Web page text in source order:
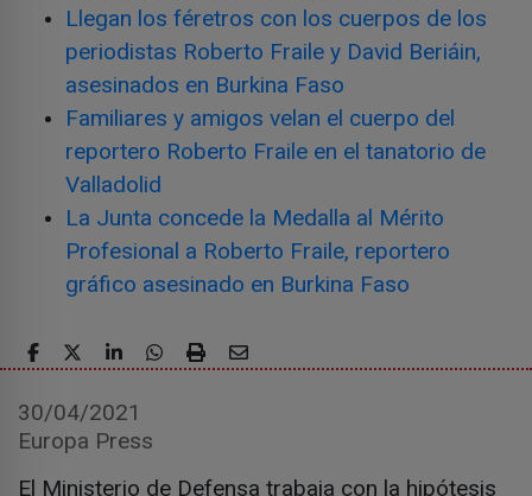
Llegan los féretros con los cuerpos de los
periodistas Roberto Fraile y David Beriáin,
asesinados en Burkina Faso
Familiares y amigos velan el cuerpo del
reportero Roberto Fraile en el tanatorio de
Valladolid
La Junta concede la Medalla al Mérito
Profesional a Roberto Fraile, reportero
gráfico asesinado en Burkina Faso
30/04/2021
Europa Press
El Ministerio de Defensa trabaja con la hipótesis